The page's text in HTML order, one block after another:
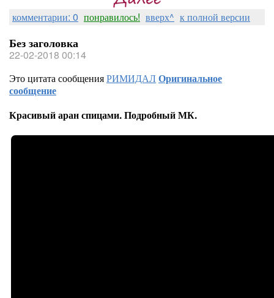
комментарии: 0 понравилось! вверх^ к полной версии
Без заголовка
22-02-2018 00:14
Это цитата сообщенияРИМИДАЛОригинальное
сообщение
Красивый аран спицами. Подробный МК.